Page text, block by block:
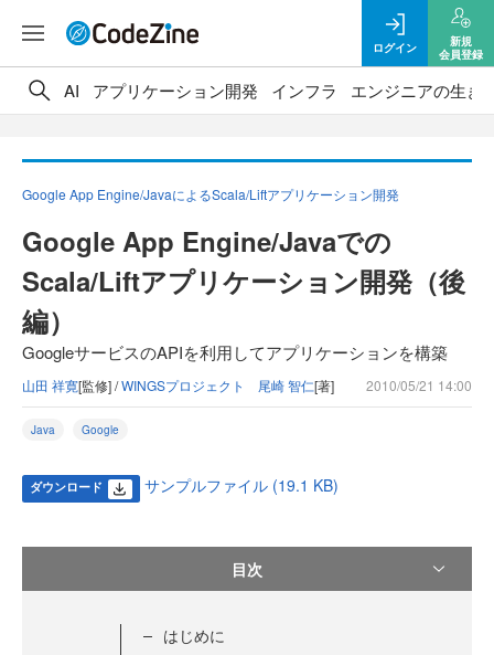
ログイン
新規
会員登録
AI アプリケーション開発 インフラ エンジニアの生き
Google App Engine/JavaによるScala/Liftアプリケーション開発
Google App Engine/Javaでの
Scala/Liftアプリケーション開発（後
編）
GoogleサービスのAPIを利用してアプリケーションを構築
山田 祥寛[監修] /WINGSプロジェクト 尾崎 智仁[著] 2010/05/21 14:00
Java Google
ダウンロード サンプルファイル (19.1 KB)
目次
はじめに